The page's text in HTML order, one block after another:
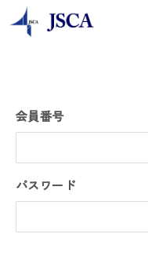
会員番号
パスワード